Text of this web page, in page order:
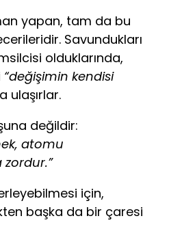
yapan, tam da bu
Savundukları
olduklarında,
“değişimin kendisi
ulaşırlar.
değildir:
atomu
için,
başka da bir çaresi